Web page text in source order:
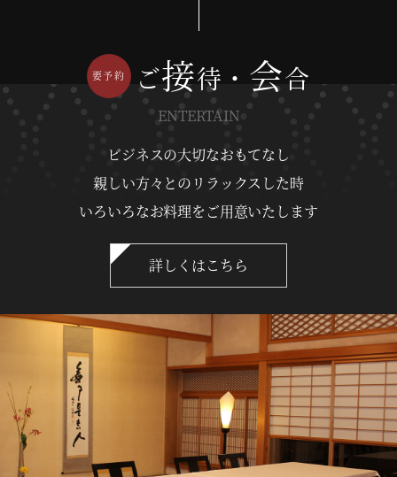
ご接待・ 会合
ENTERTAIN
ビジネスの大切なおもてなし
親しい方々とのリラックスした時
いろいろなお料理をご用意いたします
詳しくはこちら